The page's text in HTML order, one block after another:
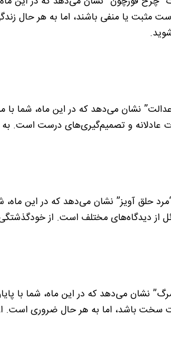
مثبت یا منفی باشند، اما به هر حال
نشان می‌دهد که در این ماه، شما با
عادلانه و تصمیم‌گیری‌های درست است.
حلق آویز” نشان می‌دهد که در این
از دیدگاه‌های مختلف است. از
نشان می‌دهد که در این ماه، شما با
باشد، اما به هر حال ضروری است. از